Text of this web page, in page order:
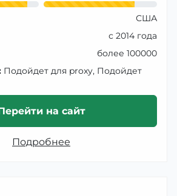
США
с 2014 года
более 100000
Подойдет для proxy, Подойдет
на сайт
Подробнее